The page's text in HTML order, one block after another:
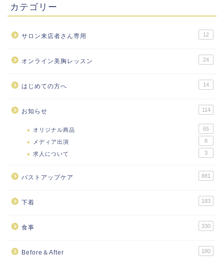
カテゴリー
サロン来店者さん専用 12
オンライン美胸レッスン 24
はじめての方へ 14
お知らせ 114
オリジナル商品 65
メディア出演 8
求人について 3
バストアップケア 881
下着 183
食事 330
Before＆After 180